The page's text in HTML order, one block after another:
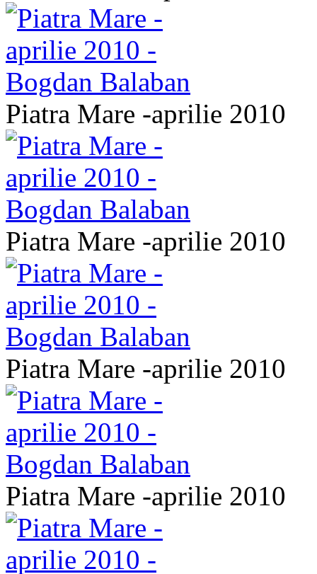
Piatra Mare -aprilie 2010
Piatra Mare -aprilie 2010
Piatra Mare -aprilie 2010
Piatra Mare -aprilie 2010